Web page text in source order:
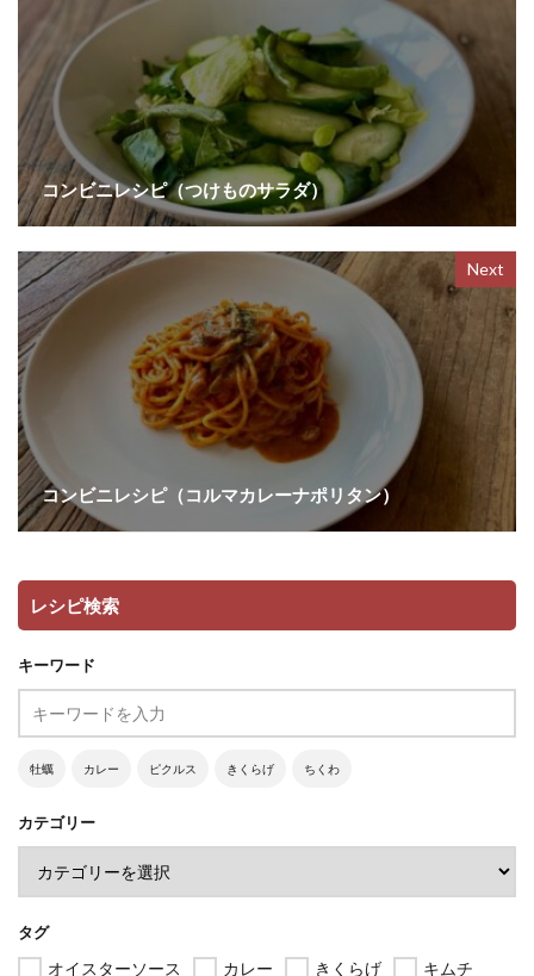
コンビニレシピ（つけものサラダ）
Next
コンビニレシピ（コルマカレーナポリタン）
レシピ検索
キーワード
牡蠣 カレー ピクルス きくらげ ちくわ
カテゴリー
タグ
オイスターソース カレー きくらげ キムチ